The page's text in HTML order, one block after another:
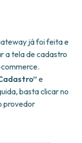
já foi feita e
a tela de cadastro
e
basta clicar no
provedor